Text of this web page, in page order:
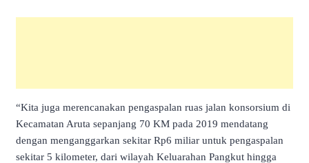
“Kita juga merencanakan pengaspalan ruas jalan konsorsium di
Kecamatan Aruta sepanjang 70 KM pada 2019 mendatang
dengan menganggarkan sekitar Rp6 miliar untuk pengaspalan
sekitar 5 kilometer, dari wilayah Keluarahan Pangkut hingga